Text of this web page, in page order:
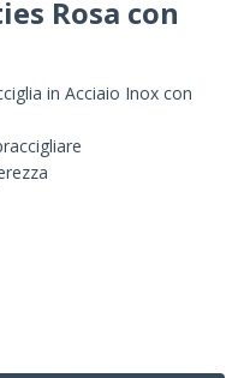
Rosa con
in Acciaio Inox con